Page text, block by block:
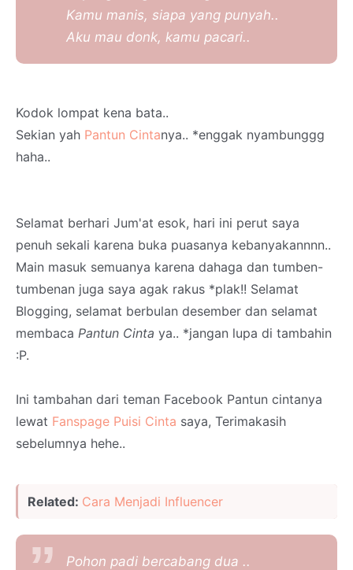
Kamu manis, siapa yang punyah..
Aku mau donk, kamu pacari..
Kodok lompat kena bata..
Sekian yah Pantun Cintanya.. *enggak nyambunggg
haha..
Selamat berhari Jum'at esok, hari ini perut saya
penuh sekali karena buka puasanya kebanyakannnn..
Main masuk semuanya karena dahaga dan tumben-
tumbenan juga saya agak rakus *plak!! Selamat
Blogging, selamat berbulan desember dan selamat
membaca Pantun Cinta ya.. *jangan lupa di tambahin
:P.
Ini tambahan dari teman Facebook Pantun cintanya
lewat Fanspage Puisi Cinta saya, Terimakasih
sebelumnya hehe..
Related: Cara Menjadi Influencer
Pohon padi bercabang dua ..